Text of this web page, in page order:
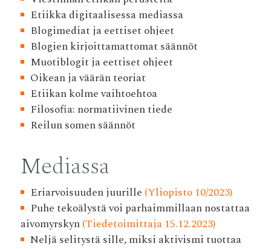
Etiikka digitaalisessa mediassa
Blogimediat ja eettiset ohjeet
Blogien kirjoittamattomat säännöt
Muotiblogit ja eettiset ohjeet
Oikean ja väärän teoriat
Etiikan kolme vaihtoehtoa
Filosofia: normatiivinen tiede
Reilun somen säännöt
Mediassa
Eriarvoisuuden juurille (Yliopisto 10/2023)
Puhe tekoälystä voi parhaimmillaan nostattaa
aivomyrskyn(Tiedetoimittaja 15.12.2023)
Neljä selitystä sille, miksi aktivismi tuottaa